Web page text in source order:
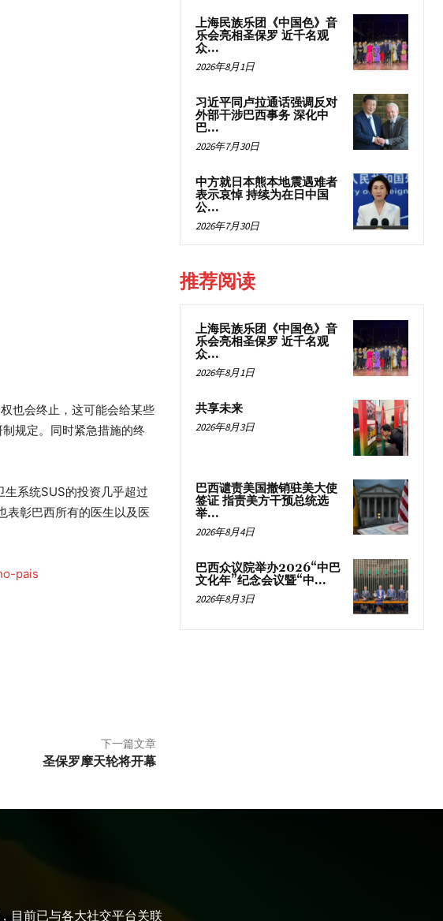
也会终止，这可能会给某些
规定。同时紧急措施的终
系统SUS的投资几乎超过
表彰巴西所有的医生以及医
pais
下一篇文章
圣保罗摩天轮将开幕
上海民族乐团《中国色》音
乐会亮相圣保罗 近千名观
众...
2026年8月1日
习近平同卢拉通话强调反对
外部干涉巴西事务 深化中
巴...
2026年7月30日
中方就日本熊本地震遇难者
表示哀悼 持续为在日中国
公...
2026年7月30日
推荐阅读
上海民族乐团《中国色》音
乐会亮相圣保罗 近千名观
众...
2026年8月1日
共享未来
2026年8月3日
巴西谴责美国撤销驻美大使
签证 指责美方干预总统选
举...
2026年8月4日
巴西众议院举办2026“中巴
文化年”纪念会议暨“中...
2026年8月3日
目前已与各大社交平台关联